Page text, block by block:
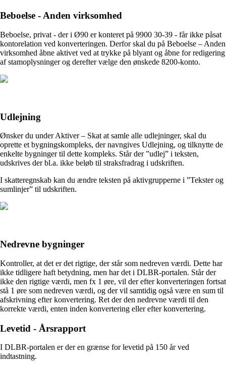
Beboelse - Anden virksomhed
Beboelse, privat - der i Ø90 er konteret på 9900 30-39 - får ikke påsat
kontorelation ved konverteringen. Derfor skal du på Beboelse – Anden
virksomhed åbne aktivet ved at trykke på blyant og åbne for redigering
af stamoplysninger og derefter vælge den ønskede 8200-konto.
Udlejning
Ønsker du under Aktiver – Skat at samle alle udlejninger, skal du
oprette et bygningskompleks, der navngives Udlejning, og tilknytte de
enkelte bygninger til dette kompleks. Står der ”udlej” i teksten,
udskrives der bl.a. ikke beløb til straksfradrag i udskriften.
I skatteregnskab kan du ændre teksten på aktivgrupperne i ”Tekster og
sumlinjer” til udskriften.
Nedrevne bygninger
Kontroller, at det er det rigtige, der står som nedreven værdi. Dette har
ikke tidligere haft betydning, men har det i DLBR-portalen. Står der
ikke den rigtige værdi, men fx 1 øre, vil der efter konverteringen fortsat
stå 1 øre som nedreven værdi, og der vil samtidig også være en sum til
afskrivning efter konvertering. Ret der den nedrevne værdi til den
korrekte værdi, enten inden konvertering eller efter konvertering.
Levetid - Årsrapport
I DLBR-portalen er der en grænse for levetid på 150 år ved
indtastning.